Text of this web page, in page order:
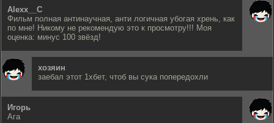
Alexx__C
Фильм полная антинаучная, анти логичная убогая хрень, как
по мне! Никому не рекомендую это к просмотру!!! Моя
оценка: минус 100 звёзд!
хозяин
заебал этот 1хбет, чтоб вы сука попередохли
Игорь
Ага